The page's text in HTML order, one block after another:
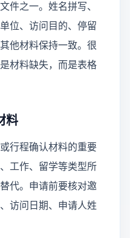
件之一。姓名拼写、
位、访问目的、停留
他材料保持一致。很
材料缺失，而是表格
料
行程确认材料的重要
工作、留学等类型所
代。申请前要核对邀
访问日期、申请人姓